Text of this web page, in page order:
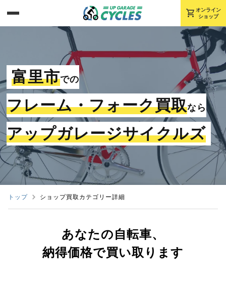
shopping_cart オンライン
ショップ
富里市での
フレーム・フォーク買取なら
アップガレージサイクルズ
トップ ショップ買取カテゴリー詳細
あなたの自転車、
納得価格で買い取ります